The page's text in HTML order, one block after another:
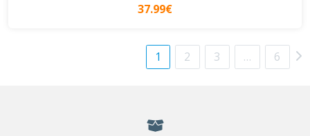
37.99€
1 2 3 … 6